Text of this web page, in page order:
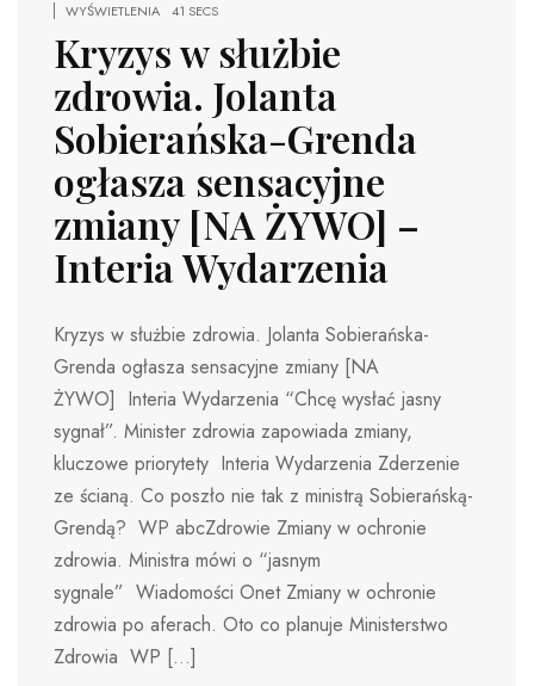
WYŚWIETLENIA
41 SECS
Kryzys w służbie
zdrowia. Jolanta
Sobierańska-Grenda
ogłasza sensacyjne
zmiany [NA ŻYWO] –
Interia Wydarzenia
Kryzys w służbie zdrowia. Jolanta Sobierańska-
Grenda ogłasza sensacyjne zmiany [NA
ŻYWO] Interia Wydarzenia “Chcę wysłać jasny
sygnał”. Minister zdrowia zapowiada zmiany,
kluczowe priorytety Interia Wydarzenia Zderzenie
ze ścianą. Co poszło nie tak z ministrą Sobierańską-
Grendą? WP abcZdrowie Zmiany w ochronie
zdrowia. Ministra mówi o “jasnym
sygnale” Wiadomości Onet Zmiany w ochronie
zdrowia po aferach. Oto co planuje Ministerstwo
Zdrowia WP […]